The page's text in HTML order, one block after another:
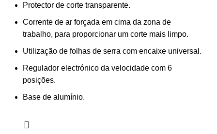
Protector de corte transparente.
Corrente de ar forçada em cima da zona de
trabalho, para proporcionar um corte mais limpo.
Utilização de folhas de serra com encaixe universal.
Regulador electrónico da velocidade com 6
posições.
Base de alumínio.